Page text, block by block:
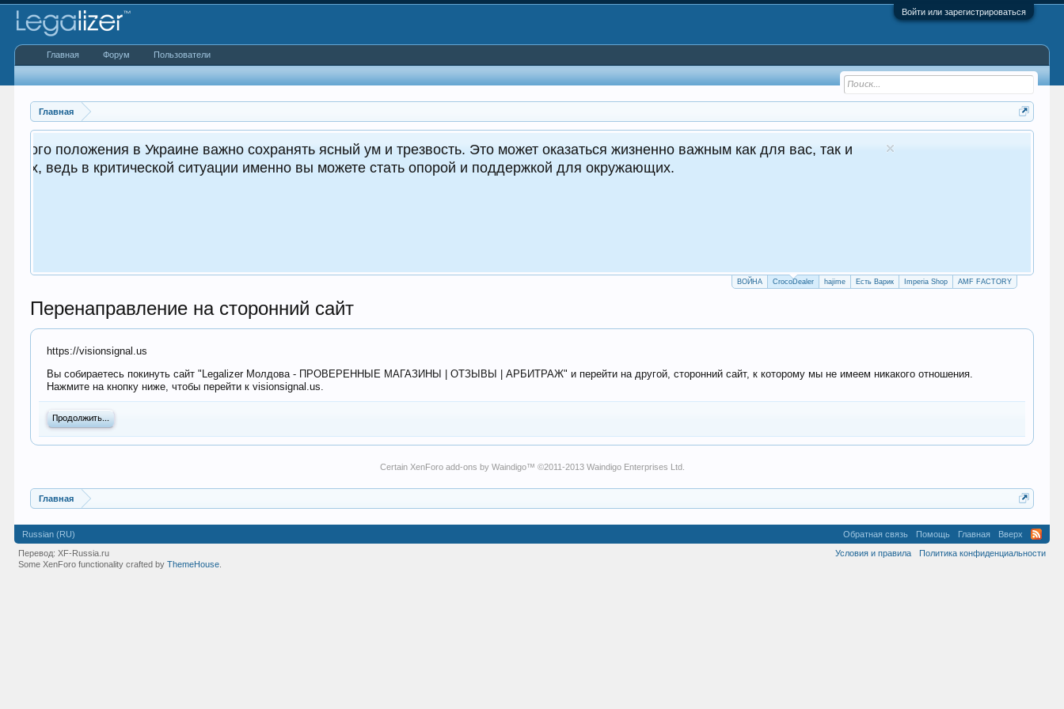
Войти или зарегистрироваться
Главная
важным как для вас, так и
CrocoDealer - №1 в Молдове Сайт авто продаж
ВОЙНА CrocoDealer hajime Есть Варик Imperia Shop AMF FACTORY
Перенаправление на сторонний сайт
https://visionsignal.us
Вы собираетесь покинуть сайт "Legalizer Молдова - ПРОВЕРЕННЫЕ МАГАЗИНЫ | ОТЗЫВЫ | АРБИТРАЖ" и перейти на другой, сторонний сайт, к которому мы не имеем никакого отношения.
Нажмите на кнопку ниже, чтобы перейти к visionsignal.us.
Продолжить...
Certain XenForo add-ons by Waindigo™ ©2011-2013 Waindigo Enterprises Ltd.
Главная
Главная Форум Пользователи
Russian (RU) Обратная связь Помощь Главная
Вверх
Условия и правила
Политика конфиденциальности
Перевод:XF-Russia.ru
Some XenForo functionality crafted byThemeHouse